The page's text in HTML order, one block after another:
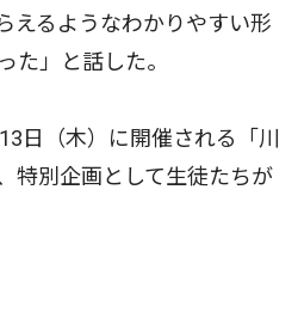
えるようなわかりやすい形
た」と話した。
日（木）に開催される「川
特別企画として生徒たちが